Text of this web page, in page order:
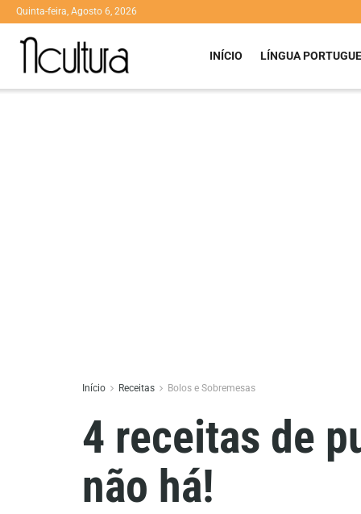
Quinta-feira, Agosto 6, 2026
INÍCIO LÍNGUA
Início Receitas Bolos e Sobremesas
4 receitas de
não há!